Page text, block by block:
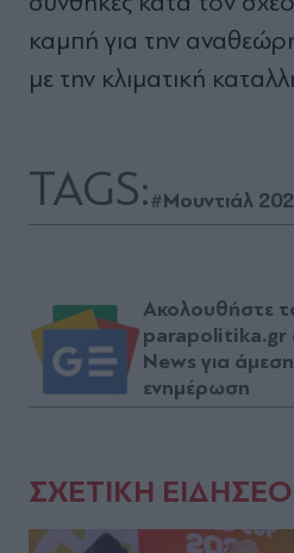
καμπή για την
με την κλιματική
TAGS:#Μουντιάλ
Ακολουθήστε
parapolitika.gr
News για
ενημέρωση
ΣΧΕΤΙΚΗ